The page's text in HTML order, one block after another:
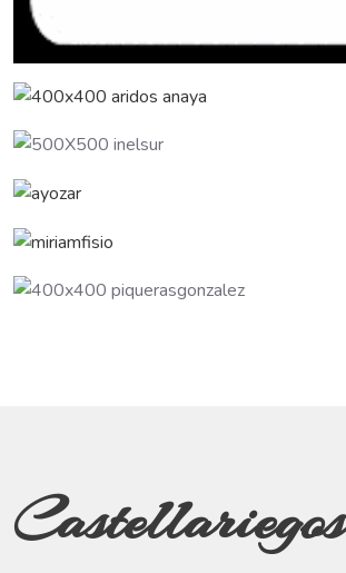
Castellariegos